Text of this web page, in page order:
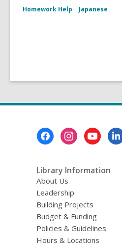
Homework Help Japanese
Library Information
About Us
Leadership
Building Projects
Budget & Funding
Policies & Guidelines
Hours & Locations